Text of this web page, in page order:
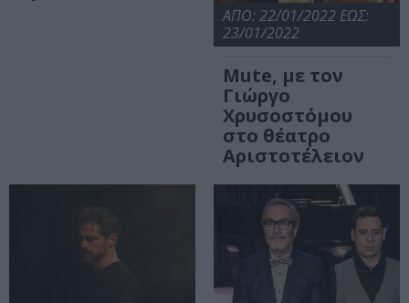
ΑΠΟ: 22/01/2022 ΕΩΣ:
23/01/2022
Mute, με τον
Γιώργο
Χρυσοστόμου
στο θέατρο
Αριστοτέλειον